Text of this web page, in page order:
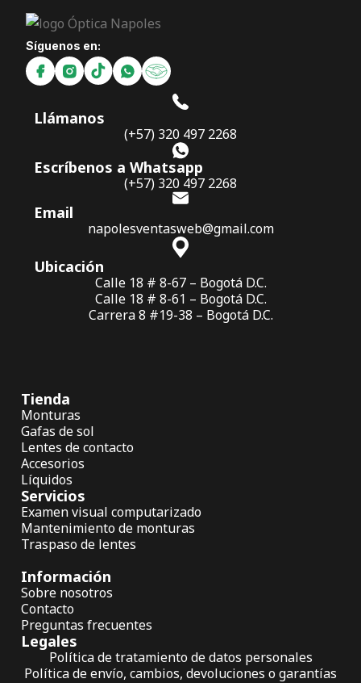
Síguenos en:
Llámanos
(+57) 320 497 2268
Escríbenos a Whatsapp
(+57) 320 497 2268
Email
napolesventasweb@gmail.com
Ubicación
Calle 18 # 8-67 – Bogotá D.C.
Calle 18 # 8-61 – Bogotá D.C.
Carrera 8 #19-38 – Bogotá D.C.
Tienda
Monturas
Gafas de sol
Lentes de contacto
Accesorios
Líquidos
Servicios
Examen visual computarizado
Mantenimiento de monturas
Traspaso de lentes
Información
Sobre nosotros
Contacto
Preguntas frecuentes
Legales
Política de tratamiento de datos personales
Política de envío, cambios, devoluciones o garantías